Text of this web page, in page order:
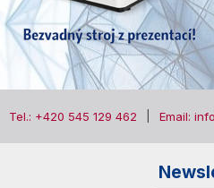
Tel.: +420 545 129 462 Email: